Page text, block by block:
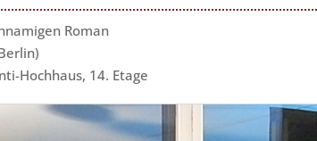
Roman
Hochhaus, 14. Etage